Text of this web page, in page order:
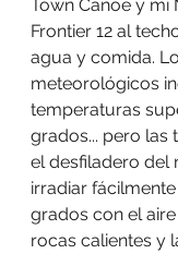
Town Canoe y mi
Frontier 12 al
agua y comida.
meteorológicos
temperaturas
grados... pero las
el desfiladero del
irradiar fácilmente
grados con el
rocas calientes y